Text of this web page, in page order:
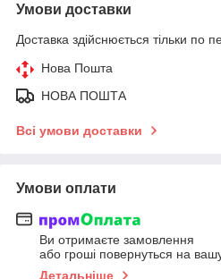
Умови доставки
Доставка здійснюється тільки по
Нова Пошта
НОВА ПОШТА
Всі умови доставки
Умови оплати
Ви отримаєте замовлення
або гроші повернуться на
Детальніше